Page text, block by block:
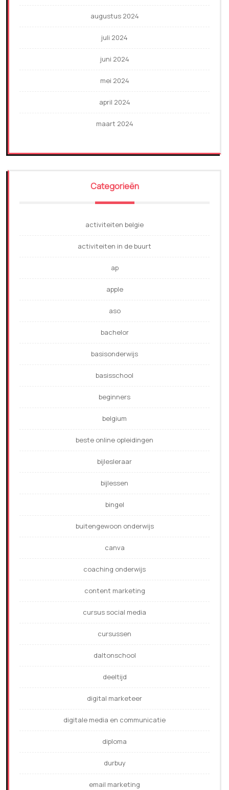
augustus 2024
juli 2024
juni 2024
mei 2024
april 2024
maart 2024
Categorieën
activiteiten belgie
activiteiten in de buurt
ap
apple
aso
bachelor
basisonderwijs
basisschool
beginners
belgium
beste online opleidingen
bijlesleraar
bijlessen
bingel
buitengewoon onderwijs
canva
coaching onderwijs
content marketing
cursus social media
cursussen
daltonschool
deeltijd
digital marketeer
digitale media en communicatie
diploma
durbuy
email marketing